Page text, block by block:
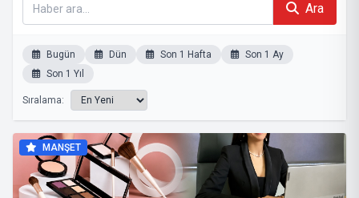
Ara
Bugün Dün Son 1 Hafta
Son 1 Ay
Son 1 Yıl
Sıralama:
MANŞET